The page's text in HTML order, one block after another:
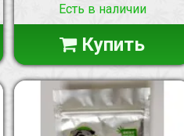
Есть в наличии
Купить